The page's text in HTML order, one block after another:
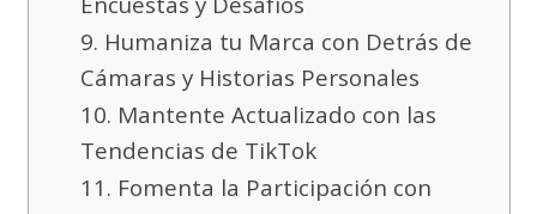
9. Humaniza tu Marca con Detrás de
Cámaras y Historias Personales
10. Mantente Actualizado con las
Tendencias de TikTok
11. Fomenta la Participación con